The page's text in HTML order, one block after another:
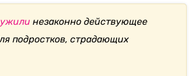
незаконно действующее
подростков, страдающих